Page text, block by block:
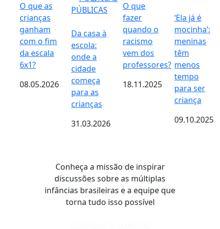
O que as
crianças
ganham
com o fim
da escala
6x1?
08.05.2026
PÚBLICAS
Da casa à
escola:
onde a
cidade
começa
para as
crianças
31.03.2026
O que
fazer
quando o
racismo
vem dos
professores?
18.11.2025
‘Ela já é
mocinha’:
meninas
têm
menos
tempo
para ser
criança
09.10.2025
Conheça a missão de inspirar
discussões sobre as múltiplas
infâncias brasileiras e a equipe que
torna tudo isso possível